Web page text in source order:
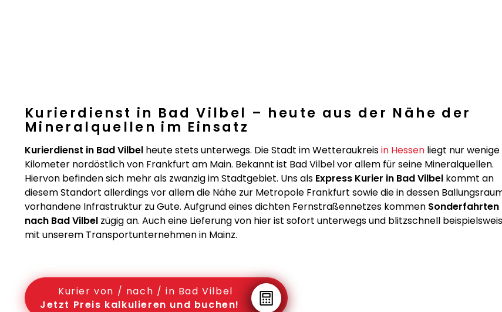
Kurierdienst in Bad Vilbel – heute aus der Nähe der
Mineralquellen im Einsatz
Kurierdienst in Bad Vilbel heute stets unterwegs. Die Stadt im Wetteraukreisin Hessen liegt nur wenige
Kilometer nordöstlich von Frankfurt am Main. Bekannt ist Bad Vilbel vor allem für seine Mineralquellen.
Hiervon befinden sich mehr als zwanzig im Stadtgebiet. Uns als Express Kurier in Bad Vilbel kommt an
diesem Standort allerdings vor allem die Nähe zur Metropole Frankfurt sowie die in dessen
vorhandene Infrastruktur zu Gute. Aufgrund eines dichten Fernstraßennetzes kommen Sonderfahrten
nach Bad Vilbel zügig an. Auch eine Lieferung von hier ist sofort unterwegs und blitzschnell
mit unserem Transportunternehmen in Mainz.
Kurier von / nach / in Bad Vilbel
Jetzt Preis kalkulieren und buchen!